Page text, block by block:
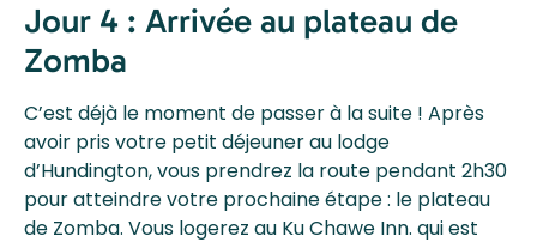
Jour 4 : Arrivée au plateau de
Zomba
C’est déjà le moment de passer à la suite ! Après
avoir pris votre petit déjeuner au lodge
d’Hundington, vous prendrez la route pendant 2h30
pour atteindre votre prochaine étape : le plateau
de Zomba. Vous logerez au Ku Chawe Inn. qui est